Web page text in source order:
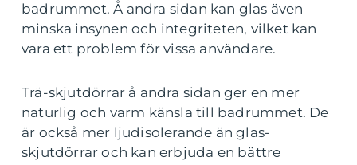
badrummet. Å andra sidan kan glas även
minska insynen och integriteten, vilket kan
vara ett problem för vissa användare.
Trä-skjutdörrar å andra sidan ger en mer
naturlig och varm känsla till badrummet. De
är också mer ljudisolerande än glas-
skjutdörrar och kan erbjuda en bättre